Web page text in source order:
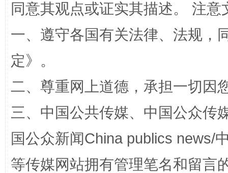
规模最大的光氢储一体化项目 走
同意其观点或证实其描述。 注
一、遵守各国有关法律、法规，
定》。
二、尊重网上道德，承担一切因
三、中国公共传媒、中国公众传
国公众新闻China publics news/
等传媒网站拥有管理笔名和留言